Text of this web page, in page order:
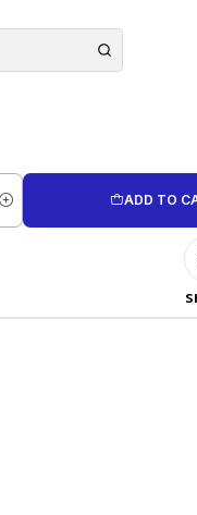
Y/O
ADD TO